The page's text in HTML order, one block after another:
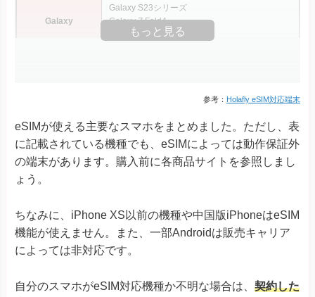
Galaxy
Galaxy S23シリーズ
Galaxy Z Fold4
Galaxy Z Fold5
Xperia
Xperia Ace III
Xperia 5 IV
Xperia 5 V
Xperia 10 IV Xperia 10 V
AQUOS R7
AQUOS sense8
AQUOS sense7シリーズ
AQUOS sense6
AQUOS sense4 lite
もっと見る
参考： Holafly eSIM対応端末
eSIMが使える主要なスマホをまとめました。ただし、表
に記載されている機種でも、eSIMによっては動作保証外
の端末があります。購入前に各商品サイトを参照しまし
ょう。
ちなみに、iPhone XS以前の機種や中国版iPhoneはeSIM
機能が使えません。また、一部Androidは販売キャリア
によっては非対応です。
自分のスマホがeSIM対応機種か不明な場合は、 契約した